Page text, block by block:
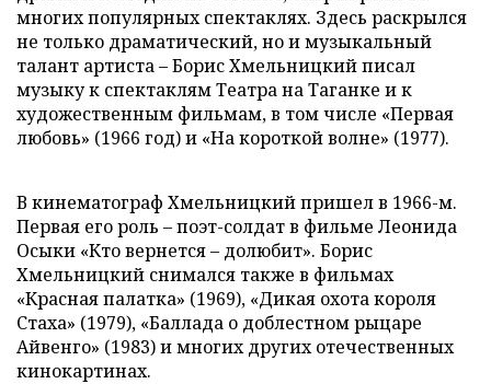
многих популярных спектаклях. Здесь раскрылся
не только драматический, но и музыкальный
талант артиста – Борис Хмельницкий писал
музыку к спектаклям Театра на Таганке и к
художественным фильмам, в том числе «Первая
любовь» (1966 год) и «На короткой волне» (1977).
В кинематограф Хмельницкий пришел в 1966-м.
Первая его роль – поэт-солдат в фильме Леонида
Осыки «Кто вернется – долюбит». Борис
Хмельницкий снимался также в фильмах
«Красная палатка» (1969), «Дикая охота короля
Стаха» (1979), «Баллада о доблестном рыцаре
Айвенго» (1983) и многих других отечественных
кинокартинах.